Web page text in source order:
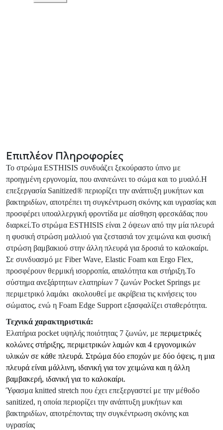
Επιπλέον Πληροφορίες
Το στρώμα ESTHISIS συνδυάζει ξεκούραστο ύπνο με
προηγμένη εργονομία, που ανανεώνει το σώμα και το μυαλό.Η
επεξεργασία Sanitized® περιορίζει την ανάπτυξη μυκήτων και
βακτηριδίων, αποτρέπει τη συγκέντρωση σκόνης και υγρασίας και
προσφέρει υποαλλεργική φροντίδα με αίσθηση φρεσκάδας που
διαρκεί.Το στρώμα ESTHISIS είναι 2 όψεων από την μία πλευρά
η φυσική στρώση μαλλιού για ζεστασιά τον χειμώνα και φυσική
στρώση βαμβακιού στην άλλη πλευρά για δροσιά το καλοκαίρι.
Σε συνδυασμό με Fiber Wave, Elastic Foam και Ergo Flex,
προσφέρουν θερμική ισορροπία, απαλότητα και στήριξη.Το
σύστημα ανεξάρτητων ελατηρίων 7 ζωνών Pocket Springs με
περιμετρικό λαμάκι ακολουθεί με ακρίβεια τις κινήσεις του
σώματος, ενώ η Foam Edge Support εξασφαλίζει σταθερότητα.
Τεχνικά χαρακτηριστικά:
Ελατήρια pocket υψηλής ποιότητας 7 ζωνών, με περιμετρικές
κολώνες στήριξης, περιμετρικών λαμών και 4 εργονομικών
υλικών σε κάθε πλευρά. Στρώμα δύο εποχών με δύο όψεις, η μια
πλευρά είναι μάλλινη, ιδανική για τον χειμώνα και η άλλη
βαμβακερή, ιδανική για το καλοκαίρι.
Ύφασμα knitted stretch που έχει επεξεργαστεί με την μέθοδο
sanitized, η οποία περιορίζει την ανάπτυξη μυκήτων και
βακτηριδίων, αποτρέποντας την συγκέντρωση σκόνης και
υγρασίας